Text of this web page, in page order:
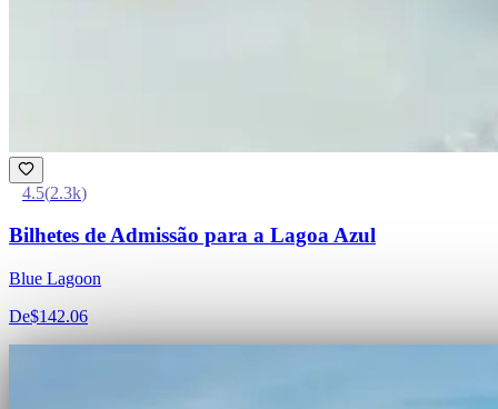
4.5(2.3k)
Bilhetes de Admissão para a Lagoa Azul
Blue Lagoon
De$142.06